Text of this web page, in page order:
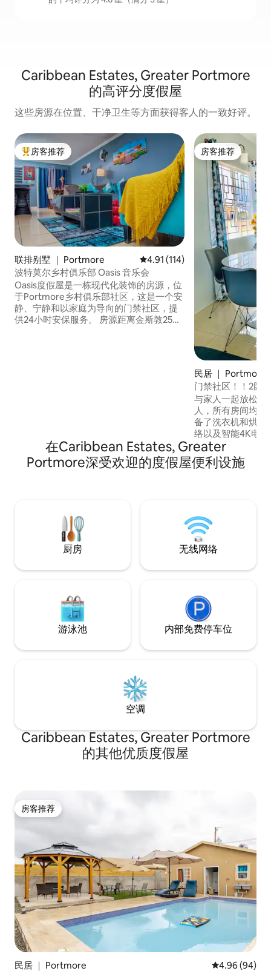
Caribbean Estates, Greater Portmore
的高评分度假屋
这些房源在位置、干净卫生等方面获得客人的一致好评。
热门「房客推荐」
房客推荐
联排别墅 ｜ Portmore 平均评分 4.91 分（满分 5 分），
4.91 (114)
波特莫尔乡村俱乐部 Oasis 音乐会
Oasis度假屋是一栋现代化装饰的房源，位
于Portmore乡村俱乐部社区，这是一个安
静、宁静和以家庭为导向的门禁社区，提
供24小时安保服务。 房源距离金斯敦25分
房客推荐
房客推荐
民居 ｜ Portmore
门禁社区！！2卧/
加！
与家人一起放松身
人，所有房间均配备空调。
备了洗衣机和烘干
络以及智能4K电视。 这个门禁社区
小时安保服务，请放心。 不想
房子距离热门餐厅
敦和诺曼·曼利国
在Caribbean Estates, Greater
Portmore深受欢迎的度假屋便利设施
厨房 无线网络
游泳池 内部免费停车位
空调
Caribbean Estates, Greater Portmore
的其他优质度假屋
房客推荐
房客推荐
民居 ｜ Portmore 平均评分 4.96
4.96 (94)